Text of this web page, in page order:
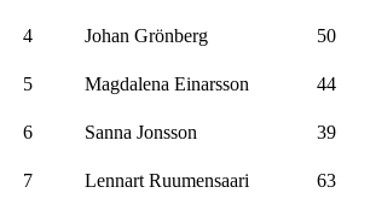
4 Johan Grönberg 50
5 Magdalena Einarsson 44
6 Sanna Jonsson 39
7 Lennart Ruumensaari 63